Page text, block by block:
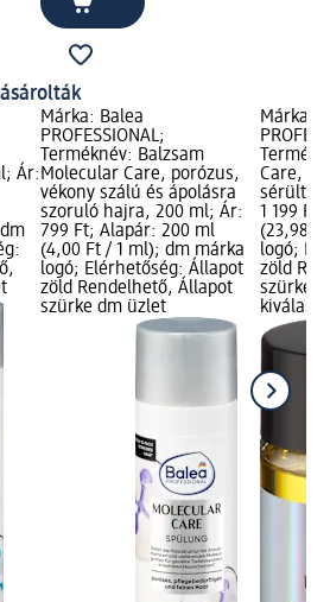
Ár:
Márka: Balea
PROFESSIONAL;
Terméknév: Balzsam
Molecular Care, porózus,
vékony szálú és ápolásra
szoruló hajra, 200 ml; Ár:
799 Ft; Alapár: 200 ml
(4,00 Ft / 1 ml); dm márka
logó; Elérhetőség: Állapot
zöld Rendelhető, Állapot
szürke dm üzlet
Márka:
Care,
sérült
1 199
(23,98
logó;
zöld
szürke